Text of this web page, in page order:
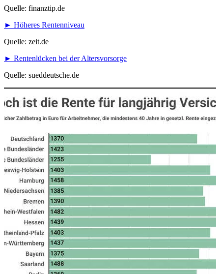
Quelle: finanztip.de
► Höheres Rentenniveau
Quelle: zeit.de
► Rentenlücken bei der Altersvorsorge
Quelle: sueddeutsche.de